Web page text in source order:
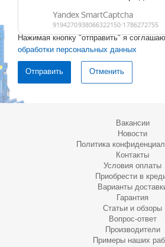
Нажимая кнопку "отправить" я
обработки персональных данных
Отменить
Вакансии
Новости
Политика
Контакты
Условия оплаты
Приобрести в
Варианты
Гарантия
Статьи и обзоры
Вопрос-ответ
Производители
Примеры наших